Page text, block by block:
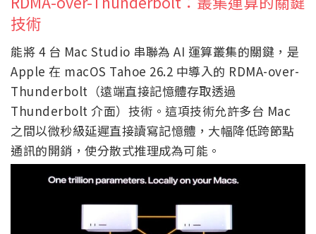
技術
能將 4 台 Mac Studio 串聯為 AI 運算叢集的關鍵，是
Apple 在 macOS Tahoe 26.2 中導入的 RDMA-over-
Thunderbolt（遠端直接記憶體存取透過
Thunderbolt 介面）技術。這項技術允許多台 Mac
之間以微秒級延遲直接讀寫記憶體，大幅降低跨節點
通訊的開銷，使分散式推理成為可能。